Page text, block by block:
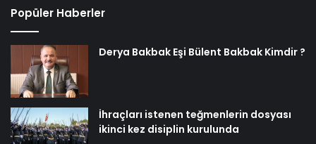
Popüler Haberler
Derya Bakbak Eşi Bülent Bakbak Kimdir ?
İhraçları istenen teğmenlerin dosyası
ikinci kez disiplin kurulunda